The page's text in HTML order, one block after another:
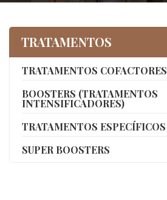
TRATAMENTOS
TRATAMENTOS COFACTORES
BOOSTERS (TRATAMENTOS
INTENSIFICADORES)
TRATAMENTOS ESPECÍFICOS
SUPER BOOSTERS